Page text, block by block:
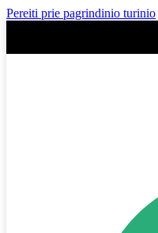
Pereiti prie pagrindinio turinio